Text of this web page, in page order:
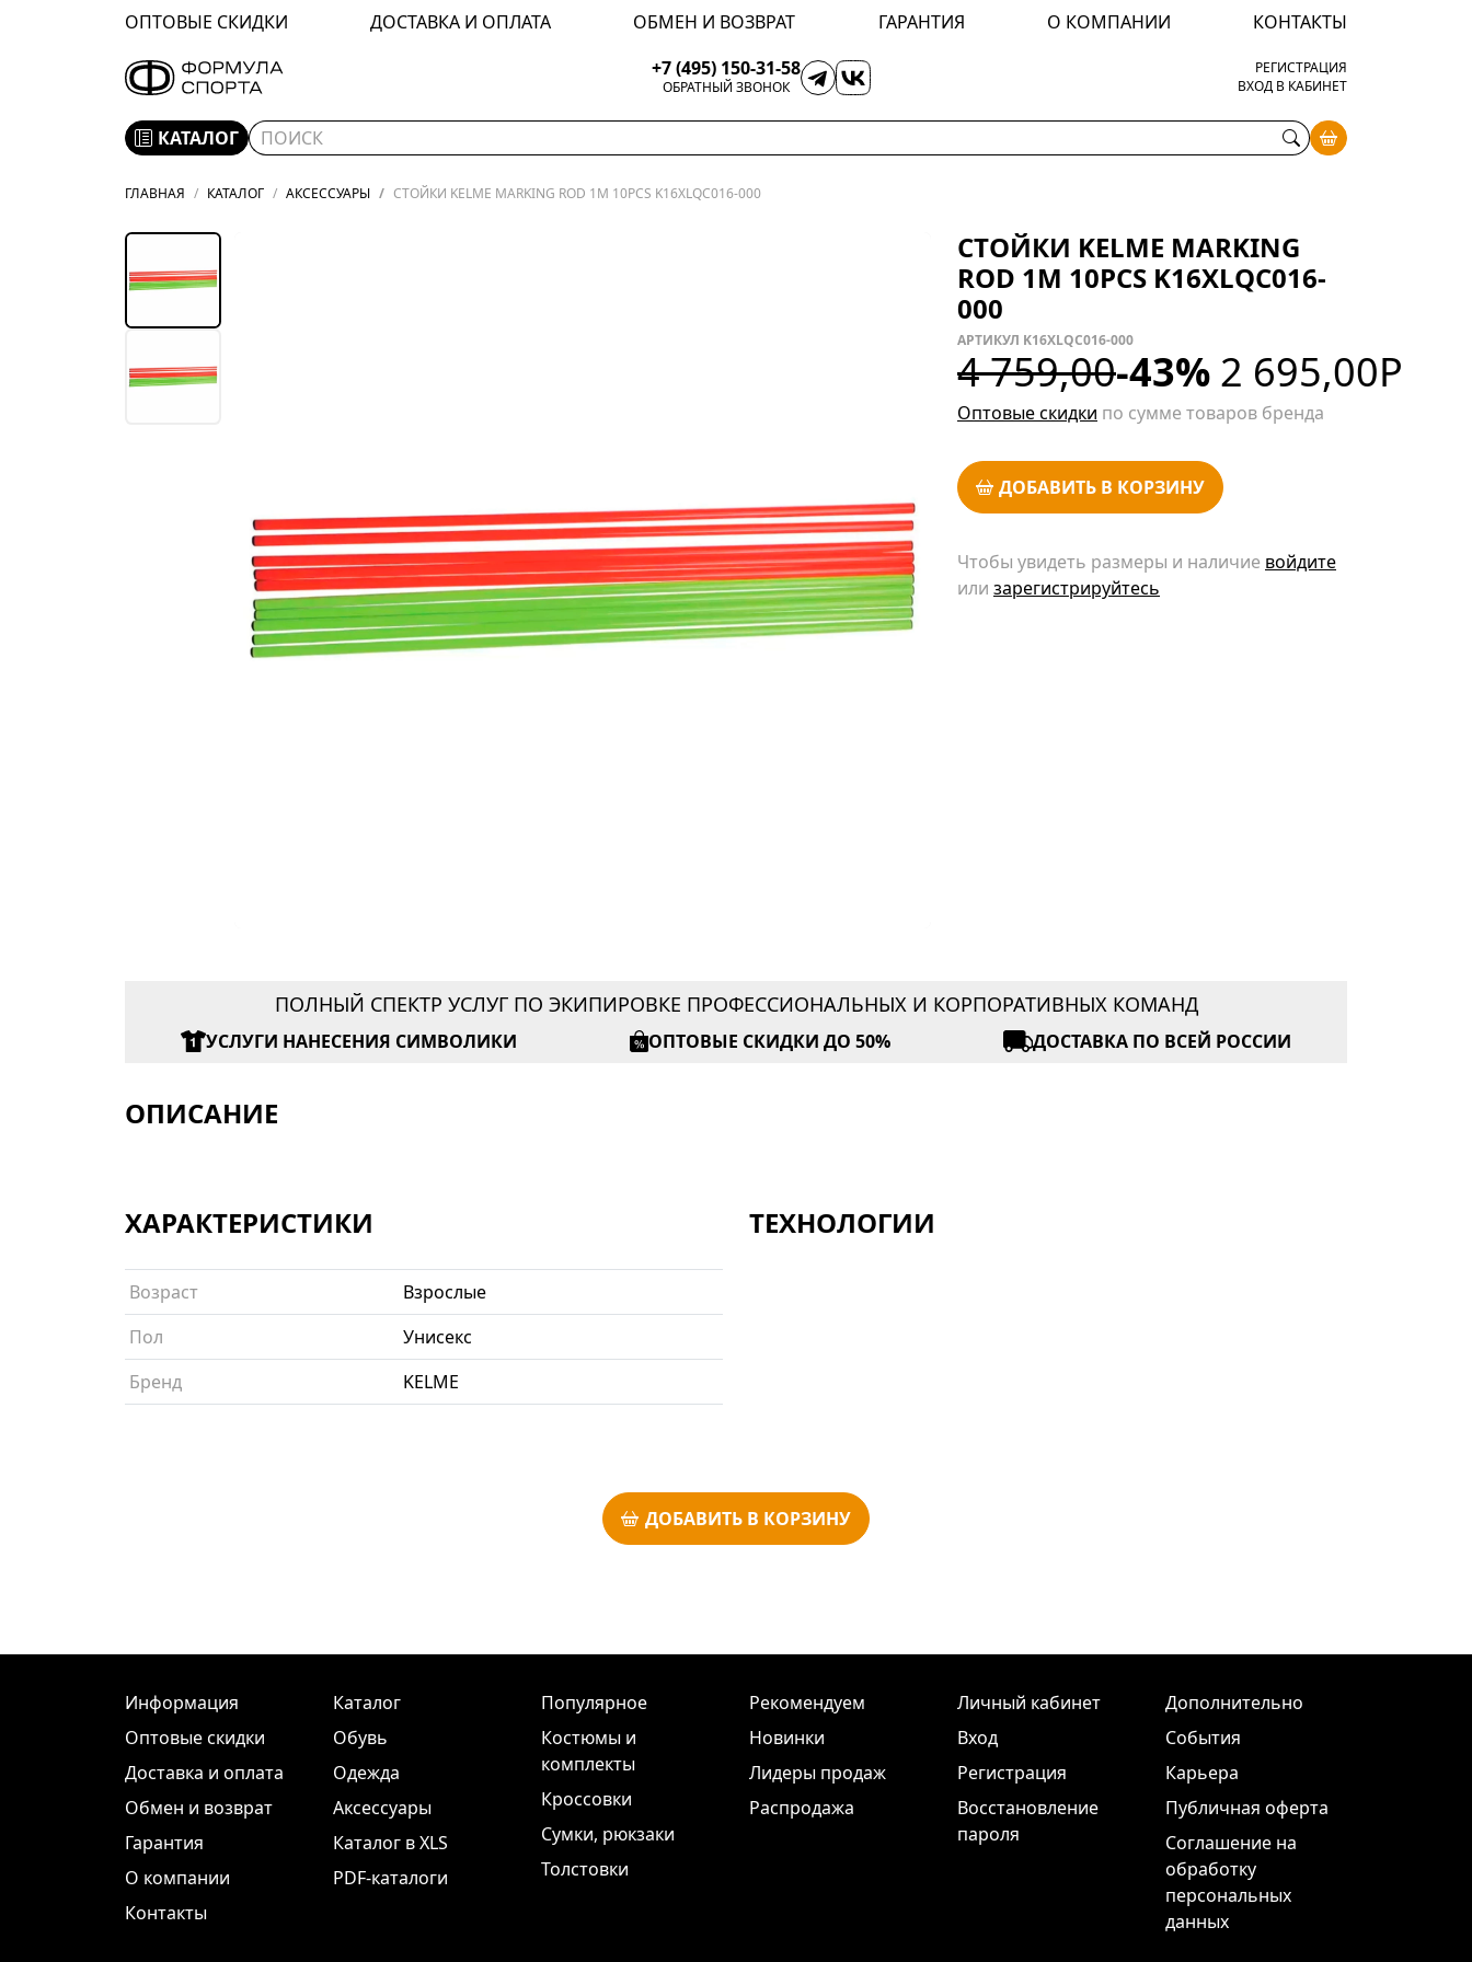
ОПТОВЫЕ СКИДКИ ДОСТАВКА И ОПЛАТА ОБМЕН И ВОЗВРАТ ГАРАНТИЯ О КОМПАНИИ
КОНТАКТЫ
+7 (495) 150-31-58
ОБРАТНЫЙ ЗВОНОК
РЕГИСТРАЦИЯ
ВХОД В КАБИНЕТ
КАТАЛОГ
ГЛАВНАЯ КАТАЛОГ АКСЕССУАРЫ СТОЙКИ KELME MARKING ROD 1M 10PCS K16XLQC016-000
СТОЙКИ KELME MARKING
ROD 1M 10PCS K16XLQC016-
000
АРТИКУЛ K16XLQC016-000
4 759,00-43% 2 695,00Р
Оптовые скидки по сумме товаров бренда
ДОБАВИТЬ В КОРЗИНУ
Чтобы увидеть размеры и наличие войдите
или зарегистрируйтесь
ПОЛНЫЙ СПЕКТР УСЛУГ ПО ЭКИПИРОВКЕ ПРОФЕССИОНАЛЬНЫХ И КОРПОРАТИВНЫХ КОМАНД
УСЛУГИ НАНЕСЕНИЯ СИМВОЛИКИ ОПТОВЫЕ СКИДКИ ДО 50% ДОСТАВКА ПО ВСЕЙ РОССИИ
ОПИСАНИЕ
ХАРАКТЕРИСТИКИ
Возраст
Взрослые
Пол
Унисекс
Бренд
KELME
ТЕХНОЛОГИИ
ДОБАВИТЬ В КОРЗИНУ
Информация
Оптовые скидки
Доставка и оплата
Обмен и возврат
Гарантия
О компании
Контакты
Каталог
Обувь
Одежда
Аксессуары
Каталог в XLS
PDF-каталоги
Популярное
Костюмы и
комплекты
Кроссовки
Сумки, рюкзаки
Толстовки
Рекомендуем
Новинки
Лидеры продаж
Распродажа
Личный кабинет
Вход
Регистрация
Восстановление
пароля
Дополнительно
События
Карьера
Публичная оферта
Соглашение на
обработку
персональных
данных